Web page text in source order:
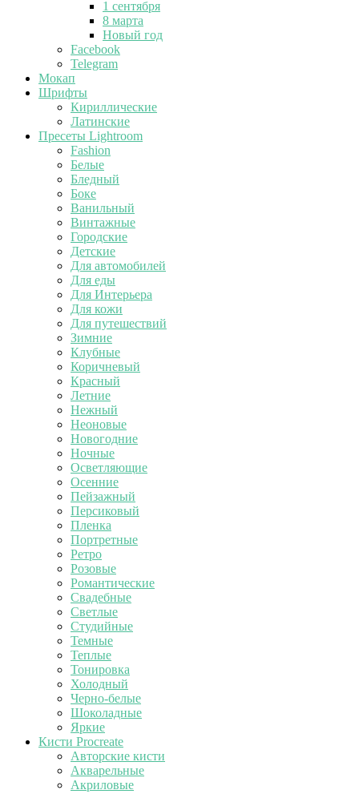
1 сентября
8 марта
Новый год
Facebook
Telegram
Мокап
Шрифты
Кириллические
Латинские
Пресеты Lightroom
Fashion
Белые
Бледный
Боке
Ванильный
Винтажные
Городские
Детские
Для автомобилей
Для еды
Для Интерьера
Для кожи
Для путешествий
Зимние
Клубные
Коричневый
Красный
Летние
Нежный
Неоновые
Новогодние
Ночные
Осветляющие
Осенние
Пейзажный
Персиковый
Пленка
Портретные
Ретро
Розовые
Романтические
Свадебные
Светлые
Студийные
Темные
Теплые
Тонировка
Холодный
Черно-белые
Шоколадные
Яркие
Кисти Procreate
Авторские кисти
Акварельные
Акриловые